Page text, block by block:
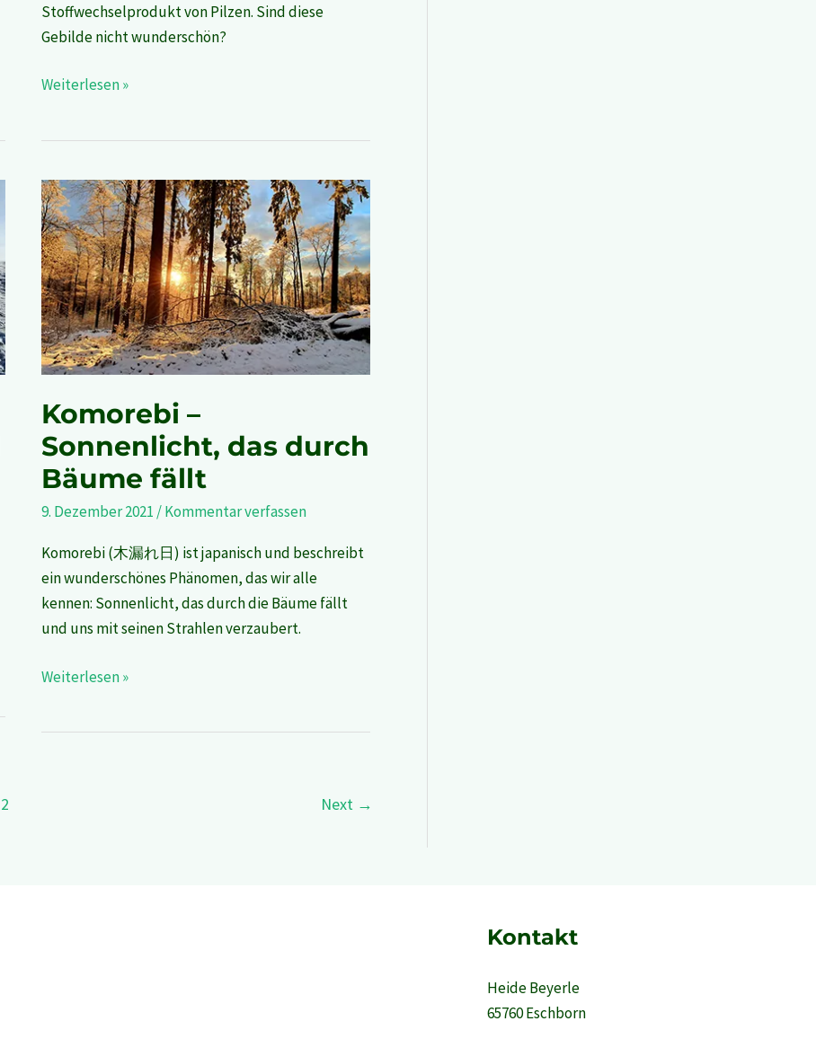
Stoffwechselprodukt von Pilzen. Sind diese
Gebilde nicht wunderschön?
Weiterlesen »
Komorebi –
Sonnenlicht, das durch
Bäume fällt
9. Dezember 2021 /Kommentar verfassen
Komorebi (木漏れ日) ist japanisch und beschreibt
ein wunderschönes Phänomen, das wir alle
kennen: Sonnenlicht, das durch die Bäume fällt
und uns mit seinen Strahlen verzaubert.
Komorebi
–
Sonnenlicht,
das
durch
Bäume
fällt
Weiterlesen »
2 Next →
Kontakt
Heide Beyerle
65760 Eschborn